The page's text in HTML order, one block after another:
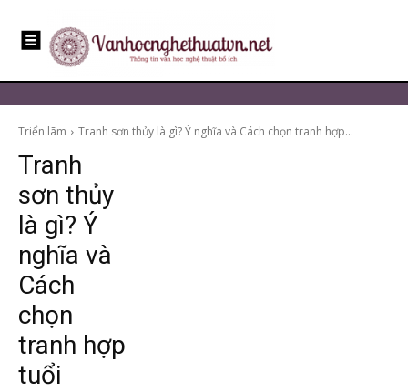
Triển lãm Tranh sơn thủy là gì? Ý nghĩa và Cách chọn tranh hợp...
Tranh
sơn thủy
là gì? Ý
nghĩa và
Cách
chọn
tranh hợp
tuổi